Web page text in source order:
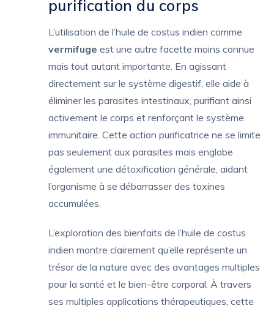
purification du corps
L’utilisation de l’huile de costus indien comme
vermifuge est une autre facette moins connue
mais tout autant importante. En agissant
directement sur le système digestif, elle aide à
éliminer les parasites intestinaux, purifiant ainsi
activement le corps et renforçant le système
immunitaire. Cette action purificatrice ne se limite
pas seulement aux parasites mais englobe
également une détoxification générale, aidant
l’organisme à se débarrasser des toxines
accumulées.
L’exploration des bienfaits de l’huile de costus
indien montre clairement qu’elle représente un
trésor de la nature avec des avantages multiples
pour la santé et le bien-être corporal. À travers
ses multiples applications thérapeutiques, cette